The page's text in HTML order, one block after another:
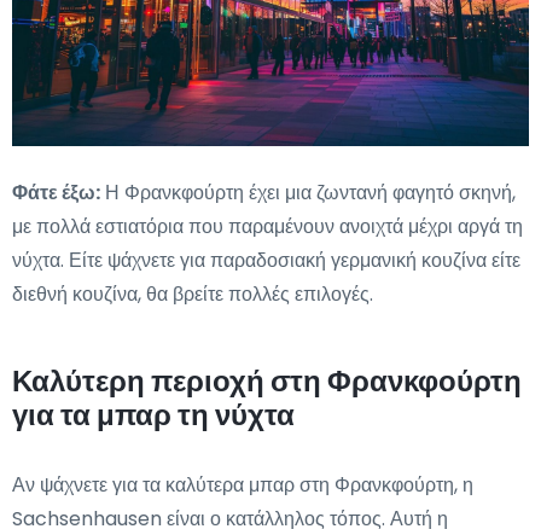
Φάτε έξω: Η Φρανκφούρτη έχει μια ζωντανή φαγητό σκηνή,
με πολλά εστιατόρια που παραμένουν ανοιχτά μέχρι αργά τη
νύχτα. Είτε ψάχνετε για παραδοσιακή γερμανική κουζίνα είτε
διεθνή κουζίνα, θα βρείτε πολλές επιλογές.
Καλύτερη περιοχή στη Φρανκφούρτη
για τα μπαρ τη νύχτα
Αν ψάχνετε για τα καλύτερα μπαρ στη Φρανκφούρτη, η
Sachsenhausen είναι ο κατάλληλος τόπος. Αυτή η